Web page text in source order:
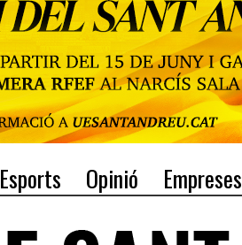
Esports Opinió Empreses